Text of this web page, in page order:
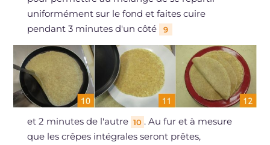
uniformément sur le fond et faites cuire
pendant 3 minutes d'un côté
9
et 2 minutes de l'autre 10 . Au fur et à mesure
que les crêpes intégrales seront prêtes,